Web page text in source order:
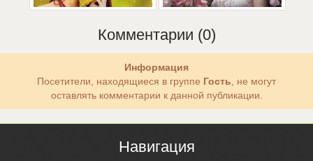
Комментарии (0)
Информация
Посетители, находящиеся в группе Гость , не могут
оставлять комментарии к данной публикации.
Навигация